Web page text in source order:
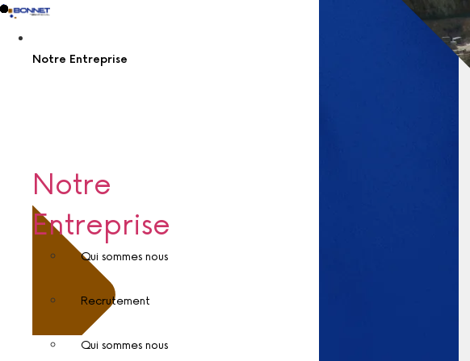
Aller
Notre Entreprise
Notre
Entreprise
Qui sommes nous
Recrutement
Qui sommes nous